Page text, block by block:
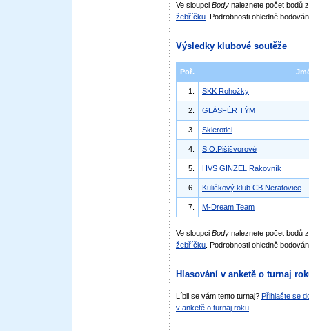
Ve sloupci Body naleznete počet bodů
žebříčku . Podrobnosti ohledně
Výsledky klubové soutěže
Poř.
1. SKK Rohožky
2. GLÁSFÉR TÝM
3. Sklerotici
4. S.O.Pišišvorové
5. HVS GINZEL Rakovník
6. Kuličkový klub CB Neratovice
7. M-Dream Team
Ve sloupci Body naleznete počet bodů
žebříčku . Podrobnosti ohledně
Hlasování v anketě o turnaj
Líbil se vám tento turnaj? Přihlašte se
v anketě o turnaj roku